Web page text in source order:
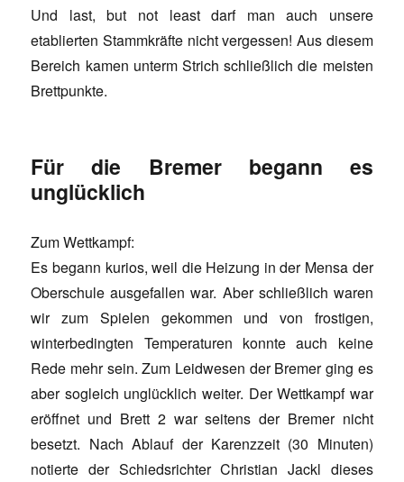
Und last, but not least darf man auch unsere
etablierten Stammkräfte nicht vergessen! Aus diesem
Bereich kamen unterm Strich schließlich die meisten
Brettpunkte.
Für die Bremer begann es
unglücklich
Zum Wettkampf:
Es begann kurios, weil die Heizung in der Mensa der
Oberschule ausgefallen war. Aber schließlich waren
wir zum Spielen gekommen und von frostigen,
winterbedingten Temperaturen konnte auch keine
Rede mehr sein. Zum Leidwesen der Bremer ging es
aber sogleich unglücklich weiter. Der Wettkampf war
eröffnet und Brett 2 war seitens der Bremer nicht
besetzt. Nach Ablauf der Karenzzeit (30 Minuten)
notierte der Schiedsrichter Christian Jackl dieses